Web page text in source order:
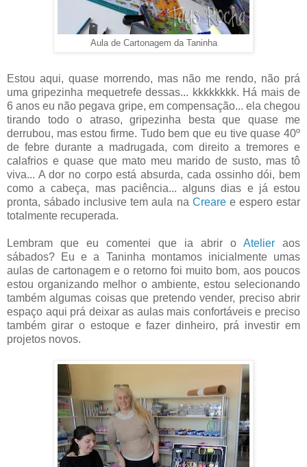
Aula de Cartonagem da Taninha
Estou aqui, quase morrendo, mas não me rendo, não prá
uma gripezinha mequetrefe dessas... kkkkkkkk. Há mais de
6 anos eu não pegava gripe, em compensação... ela chegou
tirando todo o atraso, gripezinha besta que quase me
derrubou, mas estou firme. Tudo bem que eu tive quase 40º
de febre durante a madrugada, com direito a tremores e
calafrios e quase que mato meu marido de susto, mas tô
viva... A dor no corpo está absurda, cada ossinho dói, bem
como a cabeça, mas paciência... alguns dias e já estou
pronta, sábado inclusive tem aula na Crearee espero estar
totalmente recuperada.
Lembram que eu comentei que ia abrir o Atelier aos
sábados? Eu e a Taninha montamos inicialmente umas
aulas de cartonagem e o retorno foi muito bom, aos poucos
estou organizando melhor o ambiente, estou selecionando
também algumas coisas que pretendo vender, preciso abrir
espaço aqui prá deixar as aulas mais confortáveis e preciso
também girar o estoque e fazer dinheiro, prá investir em
projetos novos.